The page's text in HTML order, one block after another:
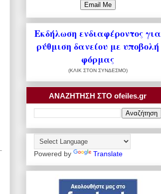
Εκδήλωση ενδιαφέροντος για
ρύθμιση δανείου με υποβολή
φόρμας
(ΚΛΙΚ ΣΤΟΝ ΣΥΝΔΕΣΜΟ)
ΑΝΑΖΗΤΗΣΗ ΣΤΟ ofeiles.gr
Powered by Translate